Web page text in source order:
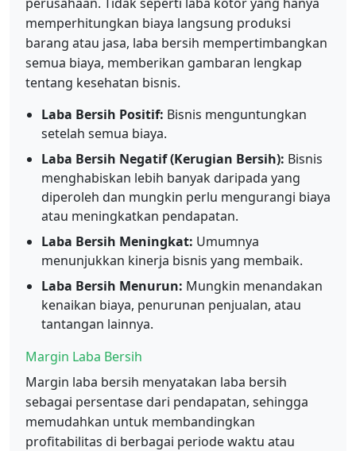
memperhitungkan biaya langsung produksi
barang atau jasa, laba bersih mempertimbangkan
semua biaya, memberikan gambaran lengkap
tentang kesehatan bisnis.
Laba Bersih Positif: Bisnis menguntungkan
setelah semua biaya.
Laba Bersih Negatif (Kerugian Bersih): Bisnis
menghabiskan lebih banyak daripada yang
diperoleh dan mungkin perlu mengurangi biaya
atau meningkatkan pendapatan.
Laba Bersih Meningkat: Umumnya
menunjukkan kinerja bisnis yang membaik.
Laba Bersih Menurun: Mungkin menandakan
kenaikan biaya, penurunan penjualan, atau
tantangan lainnya.
Margin Laba Bersih
Margin laba bersih menyatakan laba bersih
sebagai persentase dari pendapatan, sehingga
memudahkan untuk membandingkan
profitabilitas di berbagai periode waktu atau